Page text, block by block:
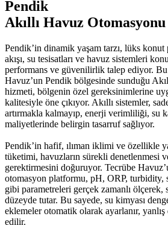
Pendik
Akıllı Havuz Otomasyonu
Pendik’in dinamik yaşam tarzı, lüks
akışı, su tesisatları ve havuz sistemleri
performans ve güvenilirlik talep ediyor.
Havuz’un Pendik bölgesinde sunduğu
hizmeti, bölgenin özel gereksinimlerine
kalitesiyle öne çıkıyor. Akıllı sistemler,
artırmakla kalmayıp, enerji verimliliği, su
maliyetlerinde belirgin tasarruf sağlıyor.
Pendik’in hafif, ılıman iklimi ve özellikle
tüketimi, havuzların sürekli denetlenmesi
gerektirmesini doğuruyor. Tecrübe
otomasyon platformu, pH, ORP, turbidity, su
gibi parametreleri gerçek zamanlı
düzeyde tutar. Bu sayede, su kimyası
eklemeler otomatik olarak ayarlanır,
edilir.